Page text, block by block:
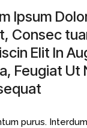
Ipsum
Consec
Elit In
Feugiat Ut
purus.